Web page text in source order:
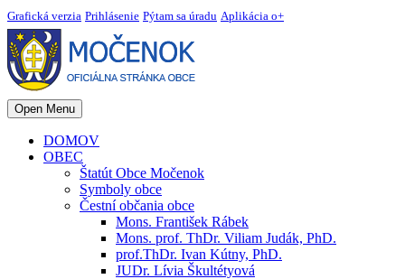
Grafická verzia Prihlásenie Pýtam sa úradu Aplikácia o+
Open Menu
DOMOV
OBEC
Štatút Obce Močenok
Symboly obce
Čestní občania obce
Mons. František Rábek
Mons. prof. ThDr. Viliam Judák, PhD.
prof.ThDr. Ivan Kútny, PhD.
JUDr. Lívia Škultétyová